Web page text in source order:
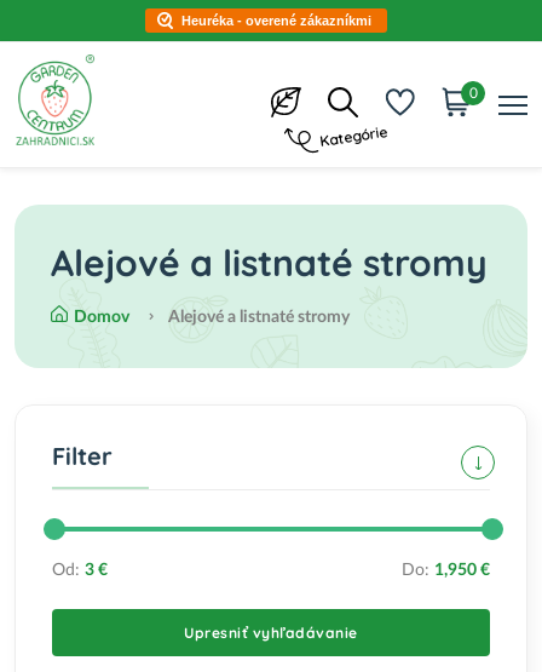
Heuréka - overené zákazníkmi
Kategórie
0
Alejové a listnaté stromy
Domov Alejové a listnaté stromy
Filter
Od: 3 € Do: 1,950 €
Upresniť vyhľadávanie